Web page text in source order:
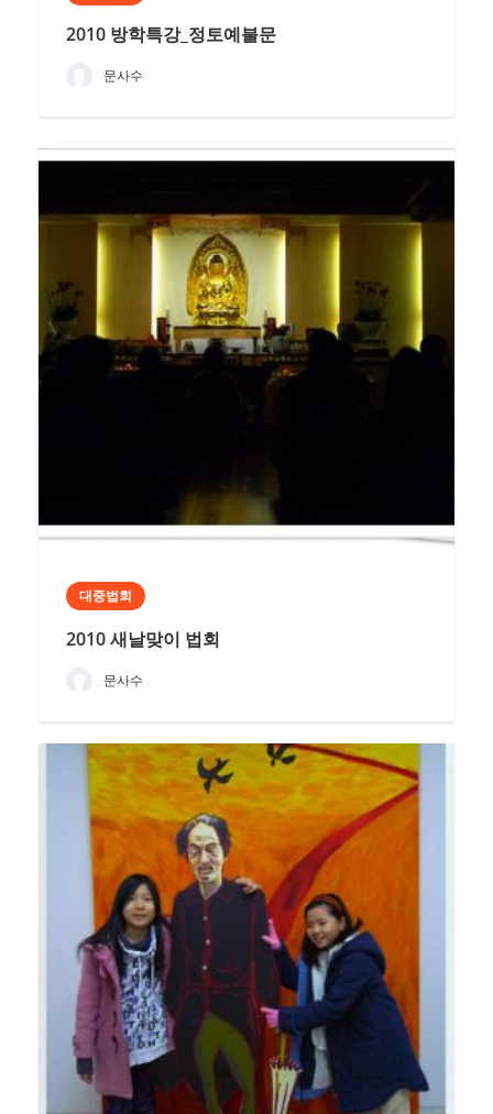
2010 방학특강_정토예불문
문사수
대중법회
2010 새날맞이 법회
문사수